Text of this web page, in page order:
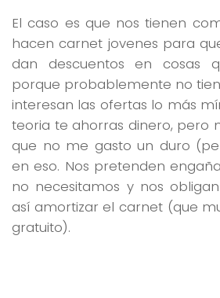
El caso es que nos tienen
hacen carnet jovenes para
dan descuentos en cosas
porque probablemente no
interesan las ofertas lo más
teoria te ahorras dinero, pero
que no me gasto un duro
en eso. Nos pretenden
no necesitamos y nos
así amortizar el carnet (que
gratuito).